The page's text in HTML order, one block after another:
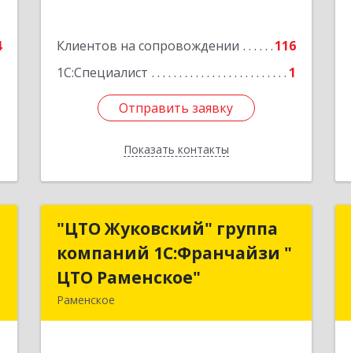
Клиентов на сопровождении
116
1С:Специалист
1
Отправить заявку
Показать контакты
Отправить заявку
Назад
"ЦТО Жуковский" группа
компаний 1С:Франчайзи "
ЦТО Раменское"
Раменское
"ЦТО Жуковский" группа
компаний 1С:Франчайзи "
ЦТО Раменское"